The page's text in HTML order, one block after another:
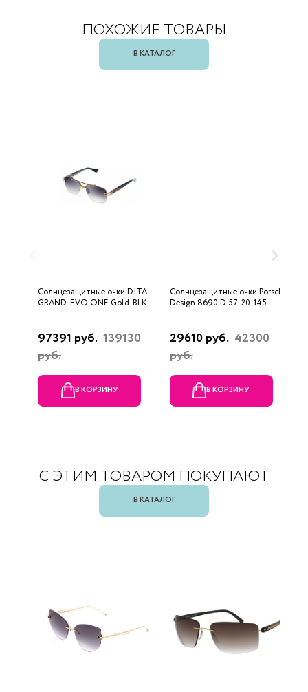
ПОХОЖИЕ ТОВАРЫ
В КАТАЛОГ
Солнцезащитные очки DITA
GRAND-EVO ONE Gold-BLK
97391 руб. 139130
руб.
В КОРЗИНУ
Солнцезащитные очки Porsche
Design 8690 D 57-20-145
29610 руб. 42300
руб.
В КОРЗИНУ
С ЭТИМ ТОВАРОМ ПОКУПАЮТ
В КАТАЛОГ